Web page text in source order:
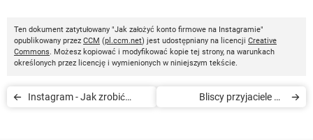
Ten dokument zatytułowany "Jak założyć konto firmowe na Instagramie"
opublikowany przez CCM (pl.ccm.net) jest udostępniany na licencji Creative
Commons. Możesz kopiować i modyfikować kopie tej strony, na warunkach
określonych przez licencję i wymienionych w niniejszym tekście.
Instagram - Jak zrobić
Bliscy przyjaciele na